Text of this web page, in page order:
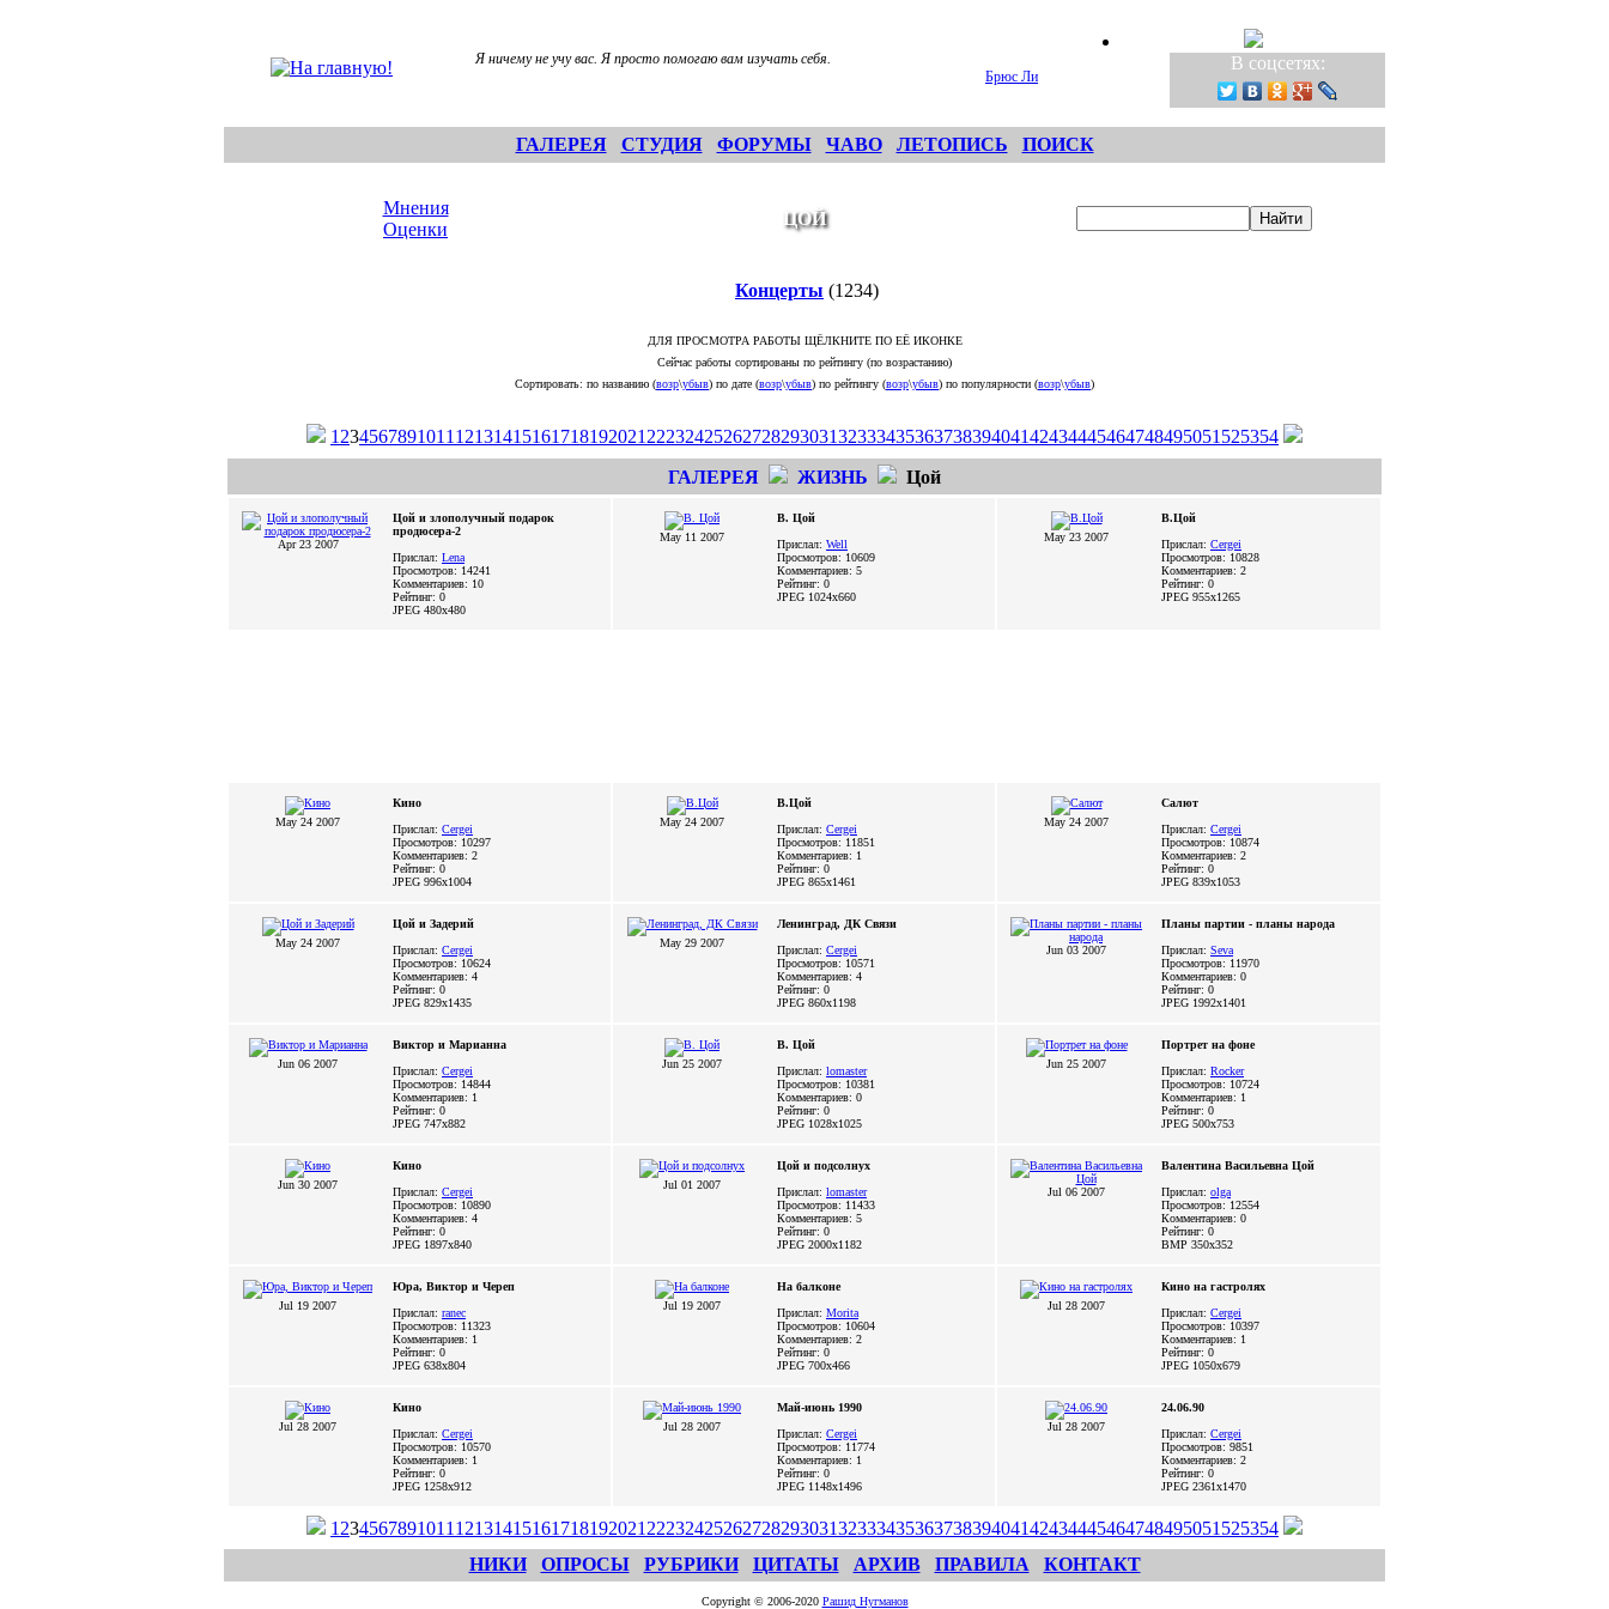
Я ничему не учу вас. Я просто помогаю вам изучать себя.
Брюс Ли
В соцсетях:
ГАЛЕРЕЯ СТУДИЯ ФОРУМЫ ЧАВО ЛЕТОПИСЬ ПОИСК
Мнения
Оценки
ЦОЙ
Концерты (1234)
ДЛЯ ПРОСМОТРА РАБОТЫ ЩЁЛКНИТЕ ПО ЕЁ ИКОНКЕ
Сейчас работы сортированы по рейтингу (по возрастанию)
Сортировать: по названию (возр\убыв) по дате (возр\убыв) по рейтингу (возр\убыв) по популярности (возр\убыв)
1 234567891011 12131415161718192021 222324252627282930313233343536373839404142434445464748495051 525354
ГАЛЕРЕЯ
ЖИЗНЬ Цой
Apr 23 2007
Цой и злополучный подарок
продюсера-2
Прислал: Lena
Просмотров: 14241
Комментариев: 10
Рейтинг: 0
JPEG 480x480
May 11 2007
В. Цой
Прислал: Well
Просмотров: 10609
Комментариев: 5
Рейтинг: 0
JPEG 1024x660
May 23 2007
В.Цой
Прислал: Cergei
Просмотров: 10828
Комментариев: 2
Рейтинг: 0
JPEG 955x1265
May 24 2007
Кино
Прислал: Cergei
Просмотров: 10297
Комментариев: 2
Рейтинг: 0
JPEG 996x1004
May 24 2007
В.Цой
Прислал: Cergei
Просмотров: 11851
Комментариев: 1
Рейтинг: 0
JPEG 865x1461
May 24 2007
Салют
Прислал: Cergei
Просмотров: 10874
Комментариев: 2
Рейтинг: 0
JPEG 839x1053
May 24 2007
Цой и Задерий
Прислал: Cergei
Просмотров: 10624
Комментариев: 4
Рейтинг: 0
JPEG 829x1435
May 29 2007
Ленинград, ДК Связи
Прислал: Cergei
Просмотров: 10571
Комментариев: 4
Рейтинг: 0
JPEG 860x1198
Jun 03 2007
Планы партии - планы народа
Прислал: Seva
Просмотров: 11970
Комментариев: 0
Рейтинг: 0
JPEG 1992x1401
Jun 06 2007
Виктор и Марианна
Прислал: Cergei
Просмотров: 14844
Комментариев: 1
Рейтинг: 0
JPEG 747x882
Jun 25 2007
В. Цой
Прислал: lomaster
Просмотров: 10381
Комментариев: 0
Рейтинг: 0
JPEG 1028x1025
Jun 25 2007
Портрет на фоне
Прислал: Rocker
Просмотров: 10724
Комментариев: 1
Рейтинг: 0
JPEG 500x753
Jun 30 2007
Кино
Прислал: Cergei
Просмотров: 10890
Комментариев: 4
Рейтинг: 0
JPEG 1897x840
Jul 01 2007
Цой и подсолнух
Прислал: lomaster
Просмотров: 11433
Комментариев: 5
Рейтинг: 0
JPEG 2000x1182
Jul 06 2007
Валентина Васильевна Цой
Прислал: olga
Просмотров: 12554
Комментариев: 0
Рейтинг: 0
BMP 350x352
Jul 19 2007
Юра, Виктор и Череп
Прислал: ranec
Просмотров: 11323
Комментариев: 1
Рейтинг: 0
JPEG 638x804
Jul 19 2007
На балконе
Прислал: Morita
Просмотров: 10604
Комментариев: 2
Рейтинг: 0
JPEG 700x466
Jul 28 2007
Кино на гастролях
Прислал: Cergei
Просмотров: 10397
Комментариев: 1
Рейтинг: 0
JPEG 1050x679
Jul 28 2007
Кино
Прислал: Cergei
Просмотров: 10570
Комментариев: 1
Рейтинг: 0
JPEG 1258x912
Jul 28 2007
Май-июнь 1990
Прислал: Cergei
Просмотров: 11774
Комментариев: 1
Рейтинг: 0
JPEG 1148x1496
Jul 28 2007
24.06.90
Прислал: Cergei
Просмотров: 9851
Комментариев: 2
Рейтинг: 0
JPEG 2361x1470
1 234567891011 12131415161718192021 222324252627282930313233343536373839404142434445464748495051 525354
НИКИ
ОПРОСЫ РУБРИКИ ЦИТАТЫ АРХИВ ПРАВИЛА КОНТАКТ
Copyright © 2006-2020 Рашид Нугманов